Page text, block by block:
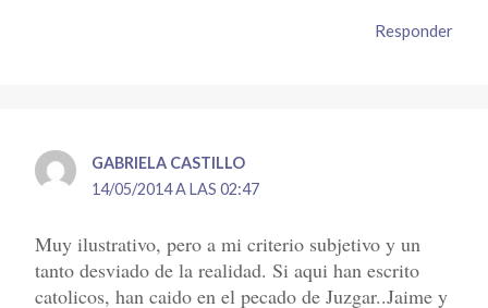
Responder
GABRIELA CASTILLO
14/05/2014 A LAS 02:47
Muy ilustrativo, pero a mi criterio subjetivo y un
tanto desviado de la realidad. Si aqui han escrito
catolicos, han caido en el pecado de Juzgar..Jaime y